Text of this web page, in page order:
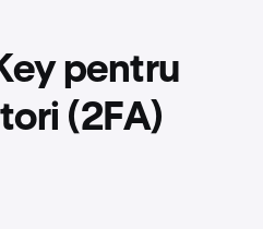
pentru
(2FA)